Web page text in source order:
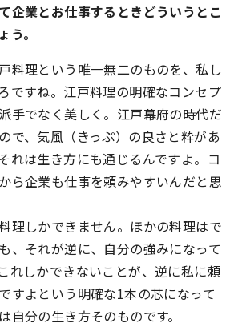
企業とお仕事するときどういうとこ
う。
料理という唯一無二のものを、私し
ですね。江戸料理の明確なコンセプ
手でなく美しく。江戸幕府の時代だ
で、気風（きっぷ）の良さと粋があ
れは生き方にも通じるんですよ。コ
ら企業も仕事を頼みやすいんだと思
理しかできません。ほかの料理はで
、それが逆に、自分の強みになって
れしかできないことが、逆に私に頼
すよという明確な1本の芯になって
自分の生き方そのものです。